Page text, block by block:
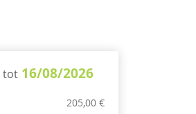
tot 16/08/2026
205,00 €